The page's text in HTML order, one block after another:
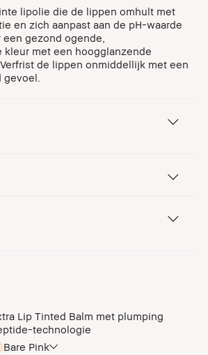
lipolie die de lippen omhult met
en zich aanpast aan de pH-waarde
gezond ogende,
kleur met een hoogglanzende
de lippen onmiddellijk met een
Lip Tinted Balm met plumping
technologie
Bare Pink